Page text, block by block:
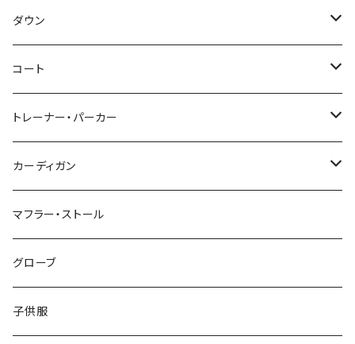
～44/S
46/M
48/L
50/XL～
ダウン
～44/S
46/M
48/L
50/XL～
コート
～44/S
46/M
48/L
50/XL～
トレーナー・パーカー
～44/S
46/M
48/L
50/XL～
カーディガン
～44/S
46/M
48/L
マフラー・ストール
グローブ
子供服